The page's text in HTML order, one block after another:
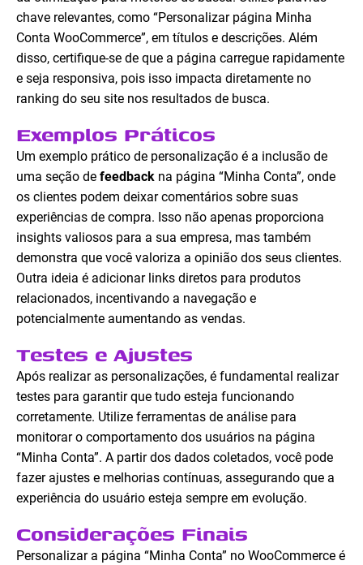
chave relevantes, como “Personalizar página Minha
Conta WooCommerce”, em títulos e descrições. Além
disso, certifique-se de que a página carregue rapidamente
e seja responsiva, pois isso impacta diretamente no
ranking do seu site nos resultados de busca.
Exemplos Práticos
Um exemplo prático de personalização é a inclusão de
uma seção de feedback na página “Minha Conta”, onde
os clientes podem deixar comentários sobre suas
experiências de compra. Isso não apenas proporciona
insights valiosos para a sua empresa, mas também
demonstra que você valoriza a opinião dos seus clientes.
Outra ideia é adicionar links diretos para produtos
relacionados, incentivando a navegação e
potencialmente aumentando as vendas.
Testes e Ajustes
Após realizar as personalizações, é fundamental realizar
testes para garantir que tudo esteja funcionando
corretamente. Utilize ferramentas de análise para
monitorar o comportamento dos usuários na página
“Minha Conta”. A partir dos dados coletados, você pode
fazer ajustes e melhorias contínuas, assegurando que a
experiência do usuário esteja sempre em evolução.
Considerações Finais
Personalizar a página “Minha Conta” no WooCommerce é